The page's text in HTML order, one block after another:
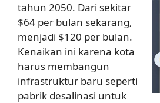
tahun 2050. Dari sekitar
$64 per bulan sekarang,
menjadi $120 per bulan.
Kenaikan ini karena kota
harus membangun
infrastruktur baru seperti
pabrik desalinasi untuk